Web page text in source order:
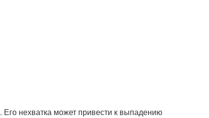
нехватка может привести к выпадению